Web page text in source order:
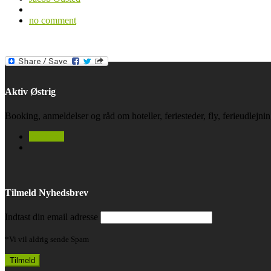
no comment
Aktiv Østrig
Booking, anmeldelser og råd om hoteller, feriesteder, fly,
Tilmeld Nyhedsbrev
Indtast din email adresse
*Vi vil aldrig sende Spam